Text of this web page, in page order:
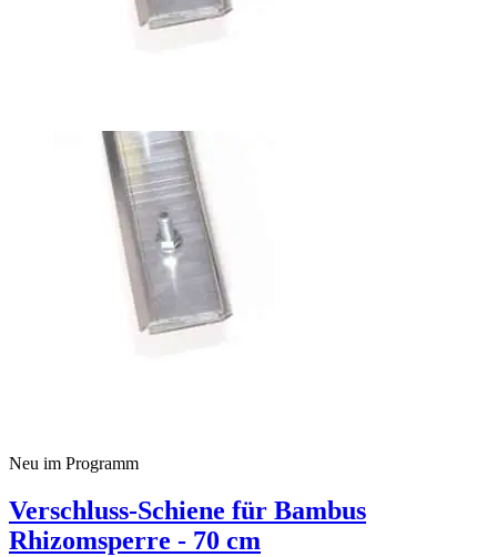
Neu im Programm
Verschluss-Schiene für Bambus
Rhizomsperre - 70 cm